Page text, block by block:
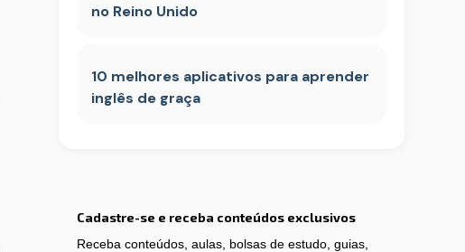
no Reino Unido
10 melhores aplicativos para aprender
inglês de graça
Cadastre-se e receba conteúdos exclusivos
Receba conteúdos, aulas, bolsas de estudo, guias,